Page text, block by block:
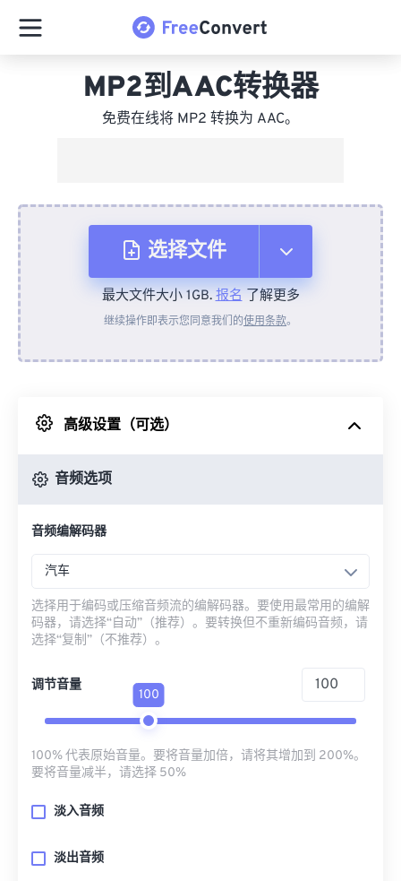
MP2到AAC转换器
免费在线将 MP2 转换为 AAC。
选择文件
从设备
来自 Google Drive
最大文件大小 1GB.报名了解更多
继续操作即表示您同意我们的使用条款。
高级设置（可选）
音频选项
音频编解码器
汽车
选择用于编码或压缩音频流的编解码器。要使用最常用的编解
码器，请选择“自动”（推荐）。要转换但不重新编码音频，请
选择“复制”（不推荐）。
调节音量
100
100% 代表原始音量。要将音量加倍，请将其增加到 200%。
要将音量减半，请选择 50%
淡入音频
淡出音频